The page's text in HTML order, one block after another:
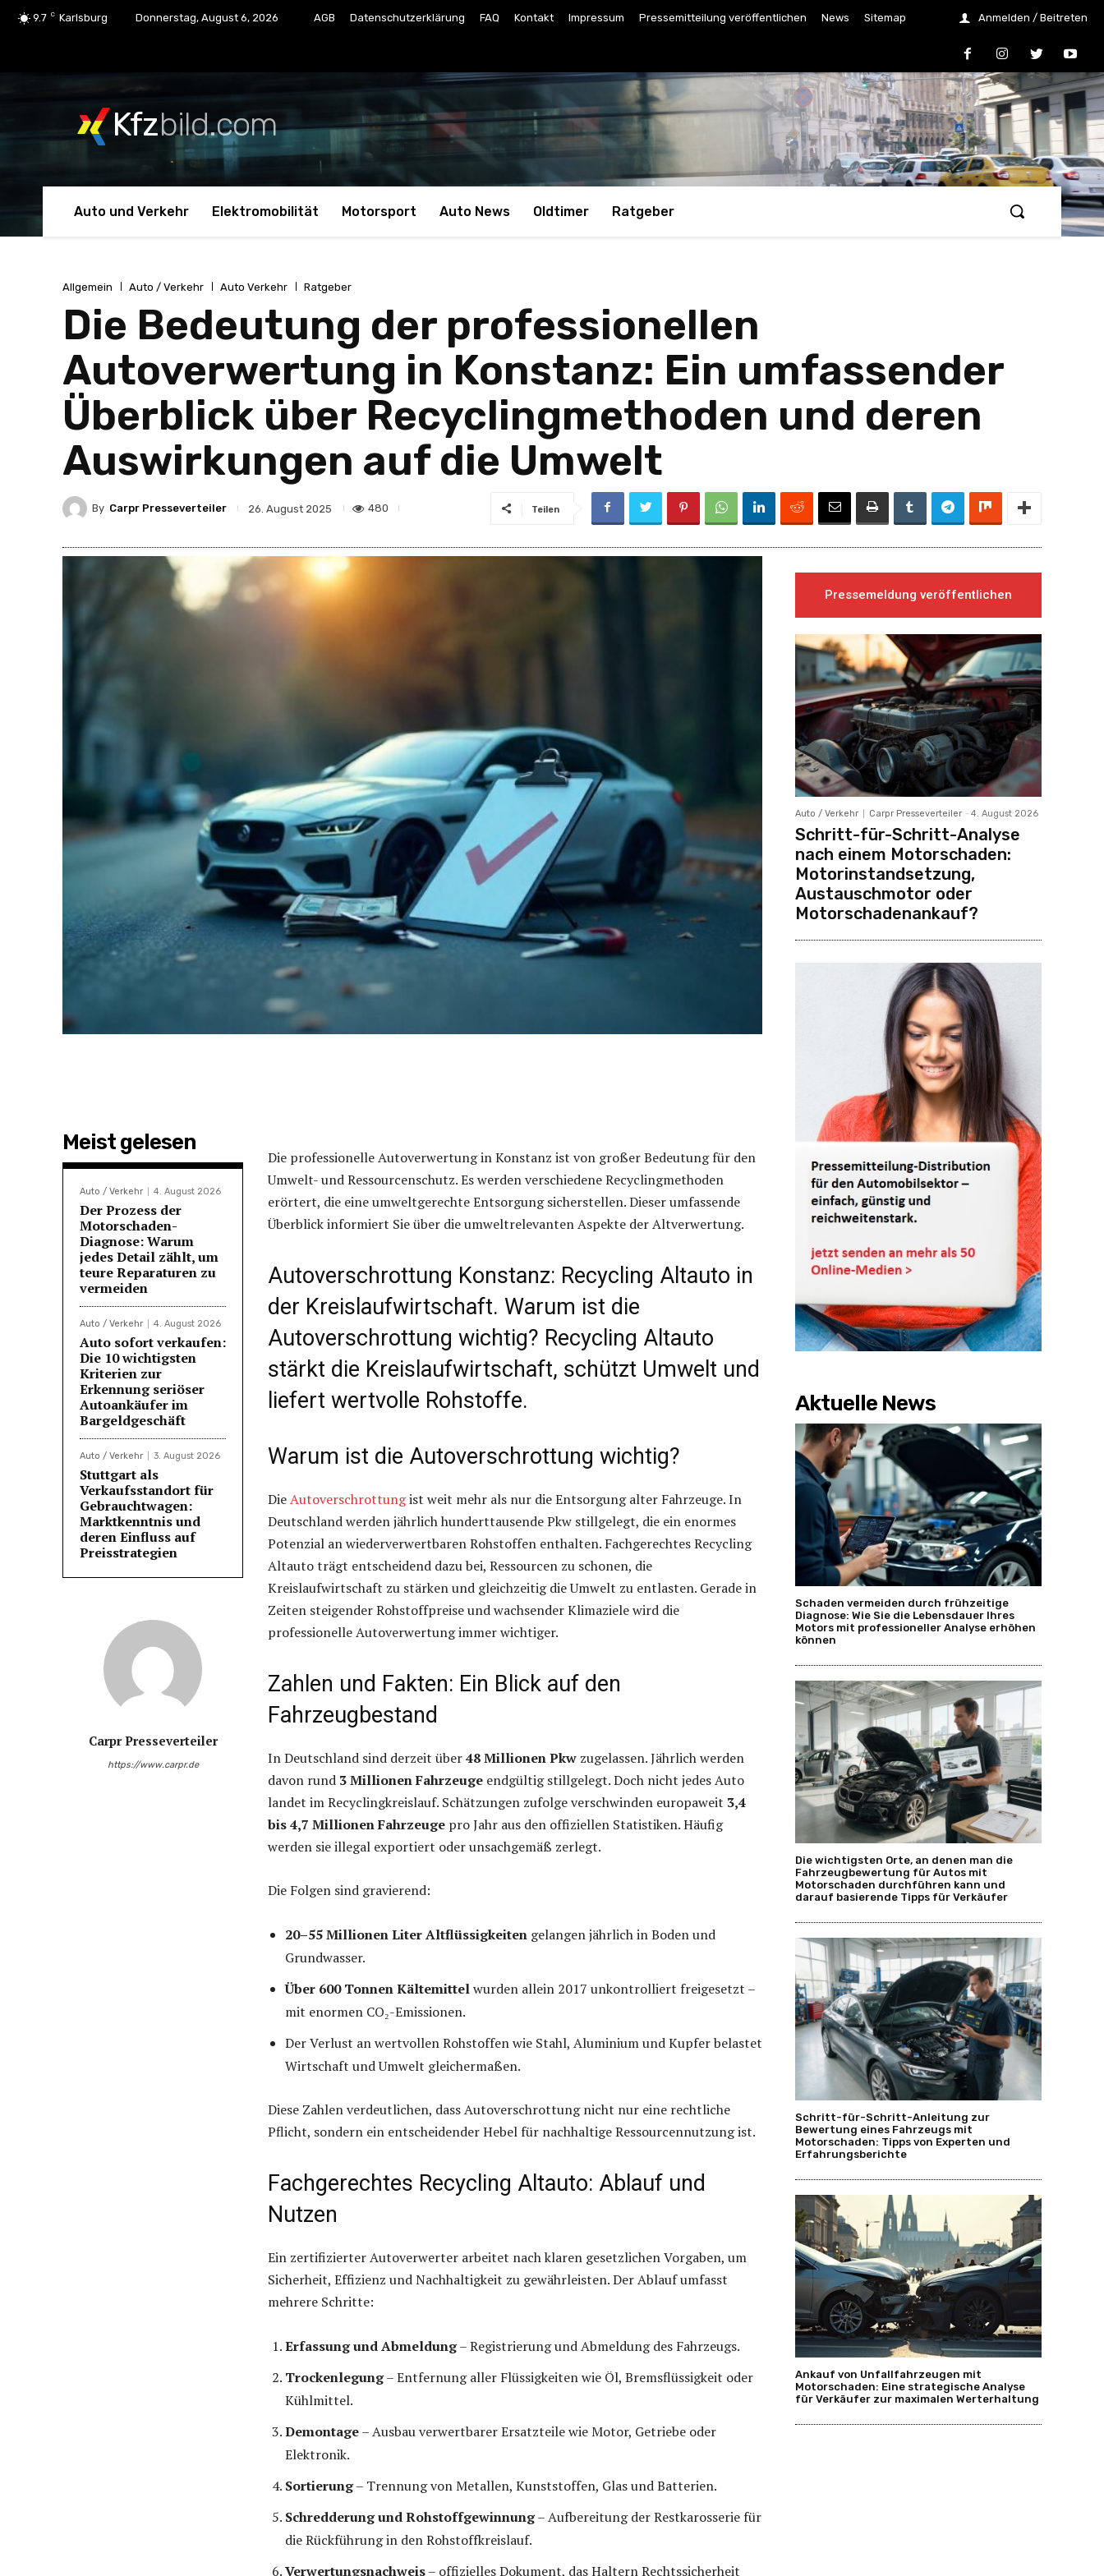
9.7 C Karlsburg Donnerstag, August 6, 2026 AGB Datenschutzerklärung FAQ Kontakt Impressum Pressemitteilung veröffentlichen News Sitemap Anmelden / Beitreten
Kfzbild.com
Auto und Verkehr Elektromobilität Motorsport Auto News Oldtimer Ratgeber
Allgemein Auto / Verkehr Auto Verkehr Ratgeber
Die Bedeutung der professionellen
Autoverwertung in Konstanz: Ein umfassender
Überblick über Recyclingmethoden und deren
Auswirkungen auf die Umwelt
By Carpr Presseverteiler 26. August 2025 480 Teilen
Meist gelesen
Auto / Verkehr 4. August 2026
Der Prozess der
Motorschaden-
Diagnose: Warum
jedes Detail zählt, um
teure Reparaturen zu
vermeiden
Auto / Verkehr 4. August 2026
Auto sofort verkaufen:
Die 10 wichtigsten
Kriterien zur
Erkennung seriöser
Autoankäufer im
Bargeldgeschäft
Auto / Verkehr 3. August 2026
Stuttgart als
Verkaufsstandort für
Gebrauchtwagen:
Marktkenntnis und
deren Einfluss auf
Preisstrategien
Carpr Presseverteiler
https://www.carpr.de
Die professionelle Autoverwertung in Konstanz ist von großer Bedeutung für den
Umwelt- und Ressourcenschutz. Es werden verschiedene Recyclingmethoden
erörtert, die eine umweltgerechte Entsorgung sicherstellen. Dieser umfassende
Überblick informiert Sie über die umweltrelevanten Aspekte der Altverwertung.
Autoverschrottung Konstanz: Recycling Altauto in
der Kreislaufwirtschaft. Warum ist die
Autoverschrottung wichtig? Recycling Altauto
stärkt die Kreislaufwirtschaft, schützt Umwelt und
liefert wertvolle Rohstoffe.
Warum ist die Autoverschrottung wichtig?
DieAutoverschrottungist weit mehr als nur die Entsorgung alter Fahrzeuge. In
Deutschland werden jährlich hunderttausende Pkw stillgelegt, die ein enormes
Potenzial an wiederverwertbaren Rohstoffen enthalten. Fachgerechtes Recycling
Altauto trägt entscheidend dazu bei, Ressourcen zu schonen, die
Kreislaufwirtschaft zu stärken und gleichzeitig die Umwelt zu entlasten. Gerade in
Zeiten steigender Rohstoffpreise und wachsender Klimaziele wird die
professionelle Autoverwertung immer wichtiger.
Zahlen und Fakten: Ein Blick auf den
Fahrzeugbestand
In Deutschland sind derzeit über48 Millionen Pkw zugelassen. Jährlich werden
davon rund 3 Millionen Fahrzeuge endgültig stillgelegt. Doch nicht jedes Auto
landet im Recyclingkreislauf. Schätzungen zufolge verschwinden europaweit 3,4
bis 4,7 Millionen Fahrzeuge pro Jahr aus den offiziellen Statistiken. Häufig
werden sie illegal exportiert oder unsachgemäß zerlegt.
Die Folgen sind gravierend:
20–55 Millionen Liter Altflüssigkeiten gelangen jährlich in Boden und
Grundwasser.
Über 600 Tonnen Kältemittelwurden allein 2017 unkontrolliert freigesetzt –
mit enormen CO₂-Emissionen.
Der Verlust an wertvollen Rohstoffen wie Stahl, Aluminium und Kupfer belastet
Wirtschaft und Umwelt gleichermaßen.
Diese Zahlen verdeutlichen, dass Autoverschrottung nicht nur eine rechtliche
Pflicht, sondern ein entscheidender Hebel für nachhaltige Ressourcennutzung ist.
Fachgerechtes Recycling Altauto: Ablauf und
Nutzen
Ein zertifizierter Autoverwerter arbeitet nach klaren gesetzlichen Vorgaben, um
Sicherheit, Effizienz und Nachhaltigkeit zu gewährleisten. Der Ablauf umfasst
mehrere Schritte:
Erfassung und Abmeldung– Registrierung und Abmeldung des Fahrzeugs.
Trockenlegung– Entfernung aller Flüssigkeiten wie Öl, Bremsflüssigkeit oder
Kühlmittel.
Demontage– Ausbau verwertbarer Ersatzteile wie Motor, Getriebe oder
Elektronik.
Sortierung– Trennung von Metallen, Kunststoffen, Glas und Batterien.
Schredderung und Rohstoffgewinnung– Aufbereitung der Restkarosserie für
die Rückführung in den Rohstoffkreislauf.
Verwertungsnachweis– offizielles Dokument, das Haltern Rechtssicherheit
Pressemeldung veröffentlichen
Auto / Verkehr Carpr Presseverteiler - 4. August 2026
Schritt-für-Schritt-Analyse
nach einem Motorschaden:
Motorinstandsetzung,
Austauschmotor oder
Motorschadenankauf?
Aktuelle News
Schaden vermeiden durch frühzeitige
Diagnose: Wie Sie die Lebensdauer Ihres
Motors mit professioneller Analyse erhöhen
können
Die wichtigsten Orte, an denen man die
Fahrzeugbewertung für Autos mit
Motorschaden durchführen kann und
darauf basierende Tipps für Verkäufer
Schritt-für-Schritt-Anleitung zur
Bewertung eines Fahrzeugs mit
Motorschaden: Tipps von Experten und
Erfahrungsberichte
Ankauf von Unfallfahrzeugen mit
Motorschaden: Eine strategische Analyse
für Verkäufer zur maximalen Werterhaltung